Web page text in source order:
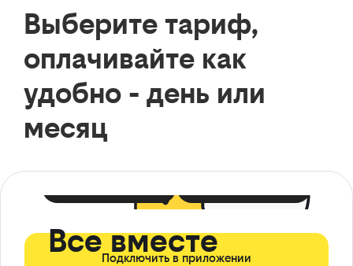
Выберите тариф,
оплачивайте как
удобно - день или
месяц
Все вместе
Подключить в приложении